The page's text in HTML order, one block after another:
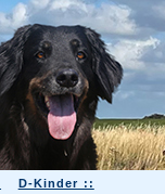
D-Kinder ::